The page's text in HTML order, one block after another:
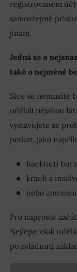
registrovaném
samozřejmě
jinam.
Jedná se o
také o nejméně
Sice se nemusíte
udělali nějakou
vystavujete se
potkat, jako
hacknutí
krach a
nebo
Pro naprosté
Nejlépe však
po zvládnutí